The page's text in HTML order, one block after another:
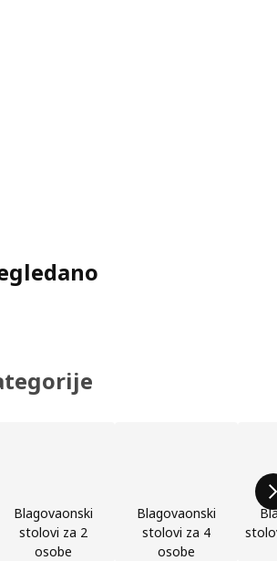
Blagovaonski
stolovi za 2
osobe
Blagovaonski
stolovi za 4
osobe